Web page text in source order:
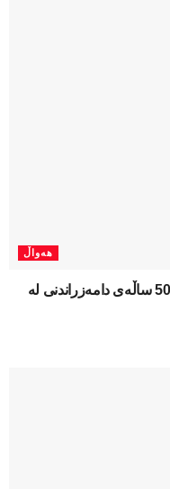
هەواڵ
شاندێکی حزبی زەحمەتکێشان پیرۆزبایی 50 ساڵەی دامەزراندنی لە